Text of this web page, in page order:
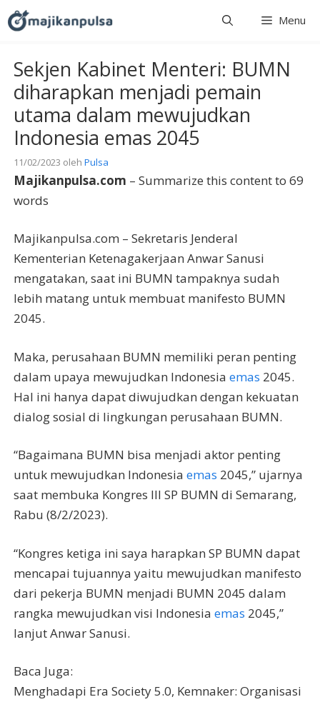
Langsung
ke
Menu
Sekjen Kabinet Menteri: BUMN
diharapkan menjadi pemain
utama dalam mewujudkan
Indonesia emas 2045
11/02/2023 oleh Pulsa
Majikanpulsa.com – Summarize this content to 69
words
Majikanpulsa.com – Sekretaris Jenderal
Kementerian Ketenagakerjaan Anwar Sanusi
mengatakan, saat ini BUMN tampaknya sudah
lebih matang untuk membuat manifesto BUMN
2045.
Maka, perusahaan BUMN memiliki peran penting
dalam upaya mewujudkan Indonesia emas 2045.
Hal ini hanya dapat diwujudkan dengan kekuatan
dialog sosial di lingkungan perusahaan BUMN.
“Bagaimana BUMN bisa menjadi aktor penting
untuk mewujudkan Indonesia emas 2045,” ujarnya
saat membuka Kongres III SP BUMN di Semarang,
Rabu (8/2/2023).
“Kongres ketiga ini saya harapkan SP BUMN dapat
mencapai tujuannya yaitu mewujudkan manifesto
dari pekerja BUMN menjadi BUMN 2045 dalam
rangka mewujudkan visi Indonesia emas 2045,”
lanjut Anwar Sanusi.
Baca Juga:
Menghadapi Era Society 5.0, Kemnaker: Organisasi